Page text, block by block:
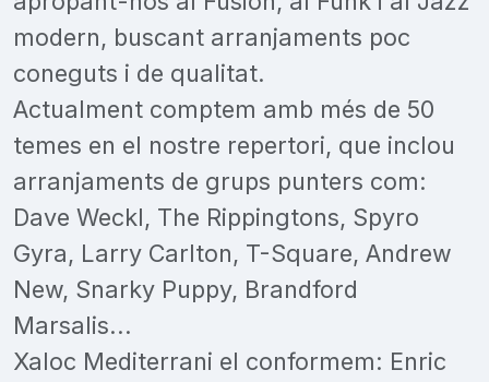
modern, buscant arranjaments poc
coneguts i de qualitat.
Actualment comptem amb més de 50
temes en el nostre repertori, que inclou
arranjaments de grups punters com:
Dave Weckl, The Rippingtons, Spyro
Gyra, Larry Carlton, T-Square, Andrew
New, Snarky Puppy, Brandford
Marsalis...
Xaloc Mediterrani el conformem: Enric